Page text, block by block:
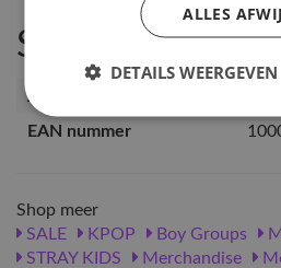
Specificaties
Artikelnummer
EAN nummer
Shop meer
SALE
KPOP Boy Groups
STRAY KIDS
Merchandise
ALLES
DETAILS WEERGEVEN